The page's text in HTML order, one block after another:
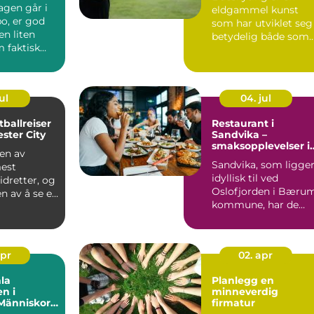
går i
er god
liten
faktisk
eldgammel kunst
som har utviklet seg
betydelig både som
City
av
og
av å se et
04. jul
Restaurant i
Sandvika –
smaksopplevelser i
Sandvika, som ligger
idyllisk til ved
Oslofjorden i
kommune, har de
i
02. apr
Planlegg en
minneverdig
firmatur